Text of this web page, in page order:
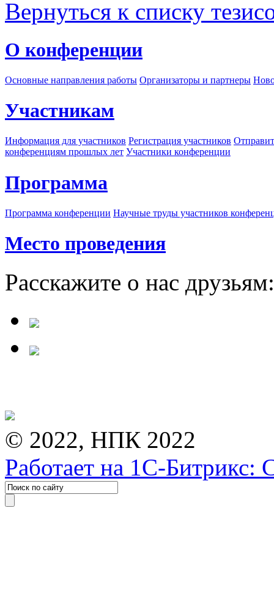
Вернуться к списку
О конференции
Основные направления работы Организаторы и партнеры
Участникам
Информация для участников Регистрация участников
конференциям прошлых лет Участники конференции
Программа
Программа конференции Научные труды участников
Место проведения
Расскажите о нас друзьям:
© 2022, НПК 2022
Работает на 1С-Битрикс: